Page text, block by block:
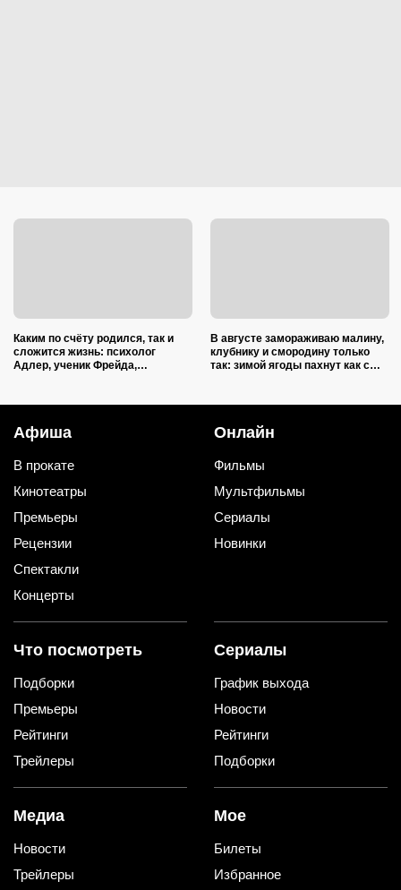
Каким по счёту родился, так и
сложится жизнь: психолог
Адлер, ученик Фрейда,
В августе замораживаю малину,
клубнику и смородину только
так: зимой ягоды пахнут как с
Афиша
В прокате
Кинотеатры
Премьеры
Рецензии
Спектакли
Концерты
Онлайн
Фильмы
Мультфильмы
Сериалы
Новинки
Что посмотреть
Подборки
Премьеры
Рейтинги
Трейлеры
Сериалы
График выхода
Новости
Рейтинги
Подборки
Медиа
Новости
Трейлеры
Мое
Билеты
Избранное